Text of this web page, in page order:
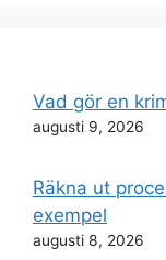
Vad gör en
augusti 9, 2026
Räkna ut
exempel
augusti 8, 2026